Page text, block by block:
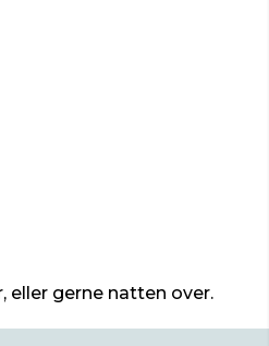
eller gerne natten over.